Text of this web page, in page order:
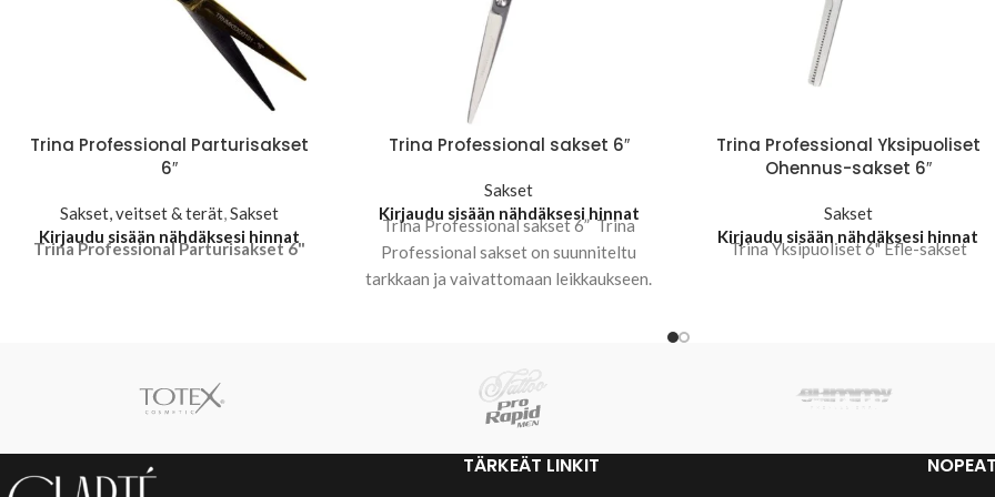
Trina Professional Parturisakset
6″
Sakset, veitset & terät,Sakset
Kirjaudu sisään nähdäksesi hinnat
Trina Professional Parturisakset 6"
Trina Professional sakset 6″
Sakset
Kirjaudu sisään nähdäksesi hinnat
Trina Professional sakset 6” Trina
Professional sakset on suunniteltu
tarkkaan ja vaivattomaan leikkaukseen.
Trina Professional Yksipuoliset
Ohennus-sakset 6″
Sakset
Kirjaudu sisään nähdäksesi hinnat
Trina Yksipuoliset 6" Efle-sakset
TÄRKEÄT LINKIT